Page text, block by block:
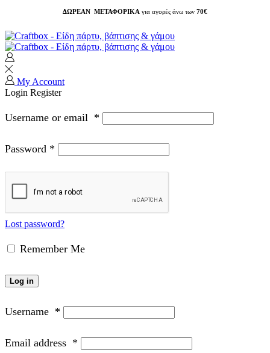
ΔΩΡΕΑΝ ΜΕΤΑΦΟΡΙΚΑ για αγορές άνω των 70€
My Account
Login Register
Username or email *
Password *
Lost password?
Remember Me
Log in
Username *
Email address *